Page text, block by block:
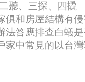
聽、三探、四撬
俱和房屋結構有
法答應排查白蟻
中常見的以台灣